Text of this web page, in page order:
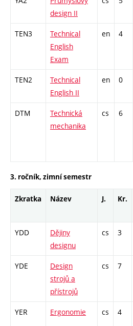
design II
TEN3
Technical
English
Exam
en 4
TEN2
Technical
English II
en 0
DTM
Technická
mechanika
cs 6
3. ročník, zimní semestr
Zkratka Název J. Kr.
YDD
Dějiny
designu
cs 3
YDE
Design
strojů a
přístrojů
cs 7
YER Ergonomie cs 4